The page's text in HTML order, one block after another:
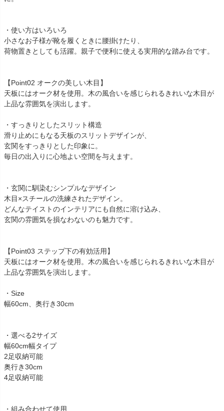
・使い方はいろいろ
小さなお子様が靴を履くときに腰掛けたり、
荷物置きとしても活躍。親子で便利に使える実用的な踏み台です。
【Point02 オークの美しい木目】
天板にはオーク材を使用。木の風合いを感じられるきれいな木目が
上品な雰囲気を演出します。
・すっきりとしたスリット構造
滑り止めにもなる天板のスリットデザインが、
玄関をすっきりとした印象に。
毎日の出入りに心地よい空間を与えます。
・玄関に馴染むシンプルなデザイン
木目×スチールの洗練されたデザイン。
どんなテイストのインテリアにも自然に溶け込み、
玄関の雰囲気を損なわないのも魅力です。
【Point03 ステップ下の有効活用】
天板にはオーク材を使用。木の風合いを感じられるきれいな木目が
上品な雰囲気を演出します。
・Size
幅60cm、奥行き30cm
・選べる2サイズ
幅60cm幅タイプ
2足収納可能
奥行き30cm
4足収納可能
・組み合わせて使用